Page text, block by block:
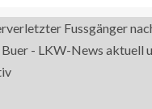
PAKETZUSTELLER DE
Serviceangebot in